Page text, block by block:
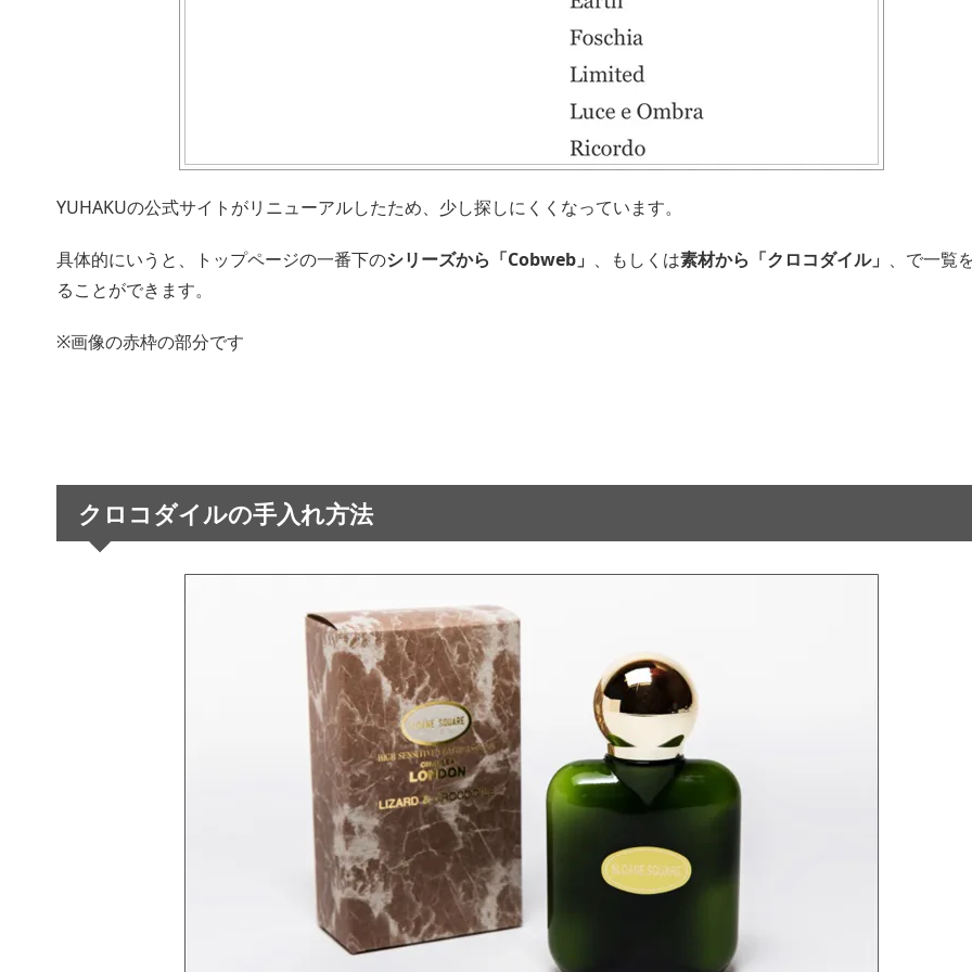
YUHAKUの公式サイトがリニューアルしたため、少し探しにくくなっています。
具体的にいうと、トップページの一番下のシリーズから「Cobweb」 、もしくは素材から「クロコダイル」 、で一覧
ることができます。
※画像の赤枠の部分です
クロコダイルの手入れ方法